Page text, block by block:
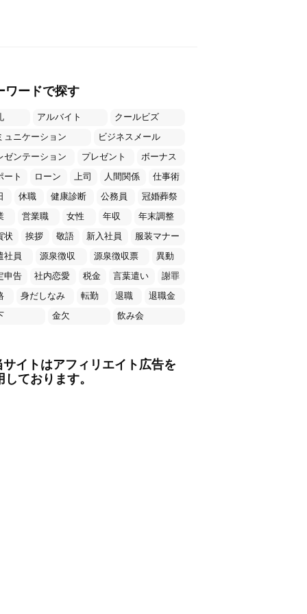
ワードで探す
アルバイト
クールビズ
ュニケーション
ビジネスメール
ゼンテーション
プレゼント
ボーナス
ート
ローン 上司 人間関係
仕事術
休職 健康診断 公務員
冠婚葬祭
営業職 女性 年収
年末調整
状
挨拶 敬語 新入社員
服装マナー
社員
源泉徴収 源泉徴収票
異動
申告
社内恋愛 税金 言葉遣い
謝罪
身だしなみ 転勤 退職
退職金
金欠 飲み会
イトはアフィリエイト広告を
しております。